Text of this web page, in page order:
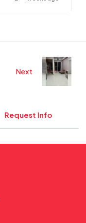
Next
Request Info